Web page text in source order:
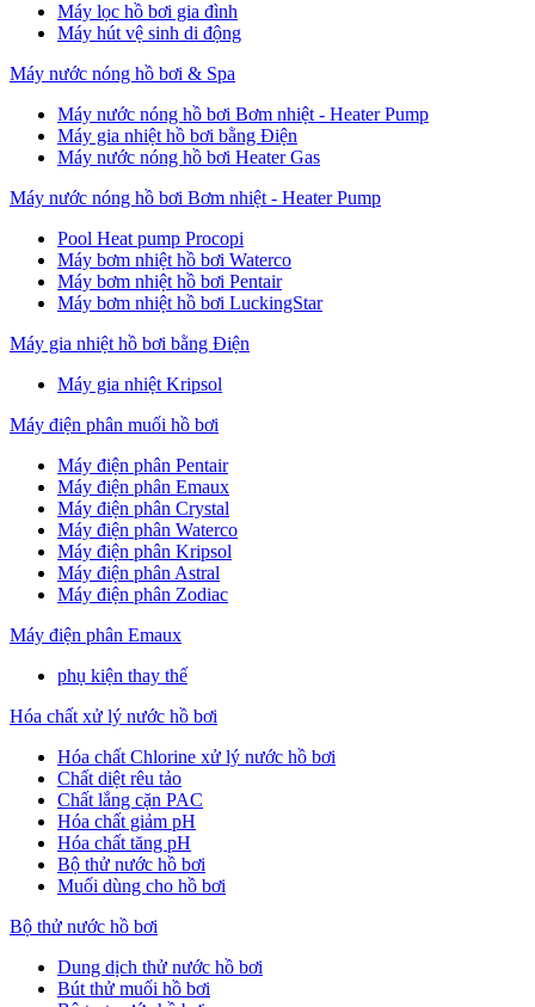
Máy lọc hồ bơi gia đình
Máy hút vệ sinh di động
Máy nước nóng hồ bơi & Spa
Máy nước nóng hồ bơi Bơm nhiệt - Heater Pump
Máy gia nhiệt hồ bơi bằng Điện
Máy nước nóng hồ bơi Heater Gas
Máy nước nóng hồ bơi Bơm nhiệt - Heater Pump
Pool Heat pump Procopi
Máy bơm nhiệt hồ bơi Waterco
Máy bơm nhiệt hồ bơi Pentair
Máy bơm nhiệt hồ bơi LuckingStar
Máy gia nhiệt hồ bơi bằng Điện
Máy gia nhiệt Kripsol
Máy điện phân muối hồ bơi
Máy điện phân Pentair
Máy điện phân Emaux
Máy điện phân Crystal
Máy điện phân Waterco
Máy điện phân Kripsol
Máy điện phân Astral
Máy điện phân Zodiac
Máy điện phân Emaux
phụ kiện thay thế
Hóa chất xử lý nước hồ bơi
Hóa chất Chlorine xử lý nước hồ bơi
Chất diệt rêu tảo
Chất lắng cặn PAC
Hóa chất giảm pH
Hóa chất tăng pH
Bộ thử nước hồ bơi
Muối dùng cho hồ bơi
Bộ thử nước hồ bơi
Dung dịch thử nước hồ bơi
Bút thử muối hồ bơi